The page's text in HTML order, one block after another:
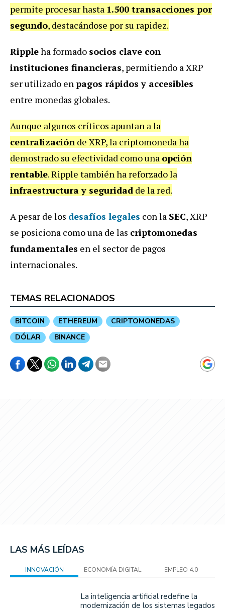
permite procesar hasta 1.500 transacciones por
segundo, destacándose por su rapidez.
Rippleha formado socios clave con
instituciones financieras, permitiendo a XRP
ser utilizado enpagos rápidos y accesibles
entre monedas globales.
Aunque algunos críticos apuntan a la
centralización de XRP, la criptomoneda ha
demostrado su efectividad como una opción
rentable. Ripple también ha reforzado la
infraestructura y seguridad de la red.
A pesar de los desafíos legales con la SEC, XRP
se posiciona como una de las criptomonedas
fundamentales en el sector de pagos
internacionales.
TEMAS RELACIONADOS
BITCOIN ETHEREUM
CRIPTOMONEDAS
DÓLAR
BINANCE
LAS MÁS LEÍDAS
INNOVACIÓN ECONOMÍA DIGITAL EMPLEO 4.0
La inteligencia artificial redefine la
modernización de los sistemas legados